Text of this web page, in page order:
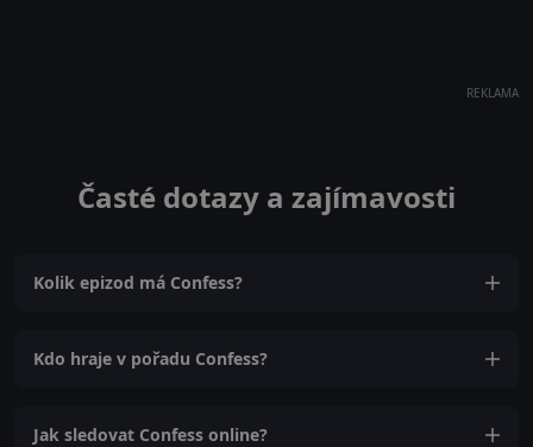
REKLAMA
Časté dotazy a zajímavosti
Kolik epizod má Confess?
Kdo hraje v pořadu Confess?
Jak sledovat Confess online?